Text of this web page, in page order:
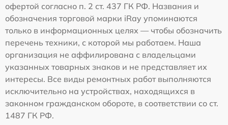
офертой согласно п. 2 ст. 437 ГК РФ. Названия и
обозначения торговой марки iRay упоминаются
только в информационных целях — чтобы обозначить
перечень техники, с которой мы работаем. Наша
организация не аффилирована с владельцами
указанных товарных знаков и не представляет их
интересы. Все виды ремонтных работ выполняются
исключительно на устройствах, находящихся в
законном гражданском обороте, в соответствии со ст.
1487 ГК РФ.